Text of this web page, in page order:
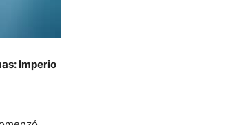
Imperio